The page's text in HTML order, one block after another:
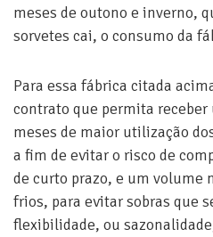
meses de outono e inverno,
sorvetes cai, o consumo da
Para essa fábrica citada
contrato que permita
meses de maior utilização
a fim de evitar o risco de
de curto prazo, e um volume
frios, para evitar sobras que
flexibilidade, ou